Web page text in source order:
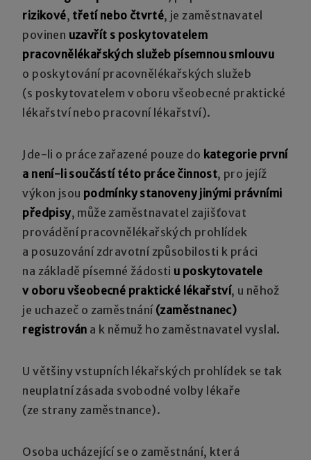
rizikové, třetí nebo čtvrté, je zaměstnavatel
povinen uzavřít s poskytovatelem
pracovnělékařských služeb písemnou smlouvu
o poskytování pracovnělékařských služeb
(s poskytovatelem v oboru všeobecné praktické
lékařství nebo pracovní lékařství).
Jde-li o práce zařazené pouze do kategorie první
a není-li součástí této práce činnost, pro jejíž
výkon jsou podmínky stanoveny jinými právními
předpisy, může zaměstnavatel zajišťovat
provádění pracovnělékařských prohlídek
a posuzování zdravotní způsobilosti k práci
na základě písemné žádosti u poskytovatele
v oboru všeobecné praktické lékařství, u něhož
je uchazeč o zaměstnání (zaměstnanec)
registrován a k němuž ho zaměstnavatel vyslal.
U většiny vstupních lékařských prohlídek se tak
neuplatní zásada svobodné volby lékaře
(ze strany zaměstnance).
Osoba ucházející se o zaměstnání, která